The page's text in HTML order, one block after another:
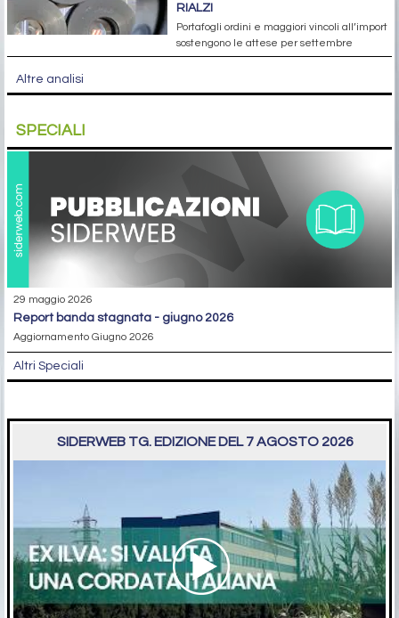
RIALZI
Portafogli ordini e maggiori vincoli all’import
sostengono le attese per settembre
Altre analisi
SPECIALI
29 maggio 2026
report banda stagnata - giugno 2026
Aggiornamento Giugno 2026
Altri Speciali
SIDERWEB TG. EDIZIONE DEL 7 AGOSTO 2026